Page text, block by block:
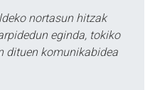
nortasun hitzak
eginda, tokiko
dituen komunikabidea